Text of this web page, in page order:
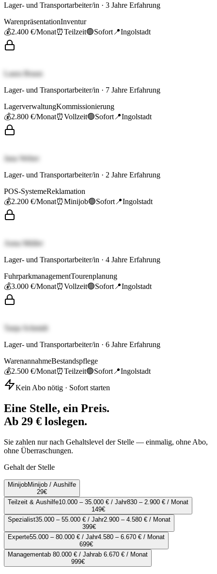
Lager- und Transportarbeiter/in · 3 Jahre Erfahrung
WarenpräsentationInventur
💰2.400 €/Monat⏰Teilzeit🟢Sofort 📍Ingolstadt
Laura Braun
Lager- und Transportarbeiter/in · 7 Jahre Erfahrung
LagerverwaltungKommissionierung
💰2.800 €/Monat⏰Vollzeit🟢Sofort 📍Ingolstadt
Jana Weber
Lager- und Transportarbeiter/in · 2 Jahre Erfahrung
POS-SystemeReklamation
💰2.200 €/Monat⏰Minijob🟢Sofort 📍Ingolstadt
Anna Müller
Lager- und Transportarbeiter/in · 4 Jahre Erfahrung
FuhrparkmanagementTourenplanung
💰3.000 €/Monat⏰Vollzeit🟢Sofort 📍Ingolstadt
Tanja Schmidt
Lager- und Transportarbeiter/in · 6 Jahre Erfahrung
WarenannahmeBestandspflege
💰2.500 €/Monat⏰Teilzeit🟢Sofort 📍Ingolstadt
Kein Abo nötig · Sofort starten
Eine Stelle, ein Preis.
Ab 29 € loslegen.
Sie zahlen nur nach Gehaltslevel der Stelle — einmalig, ohne Abo,
ohne Überraschungen.
Gehalt der Stelle
MinijobMinijob / Aushilfe
29€
Teilzeit & Aushilfe10.000 – 35.000 € / Jahr830 – 2.900 € / Monat
149€
Spezialist35.000 – 55.000 € / Jahr2.900 – 4.580 € / Monat
399€
Experte55.000 – 80.000 € / Jahr4.580 – 6.670 € / Monat
699€
Managementab 80.000 € / Jahrab 6.670 € / Monat
999€